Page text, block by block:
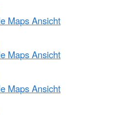
Maps Ansicht
Maps Ansicht
Maps Ansicht